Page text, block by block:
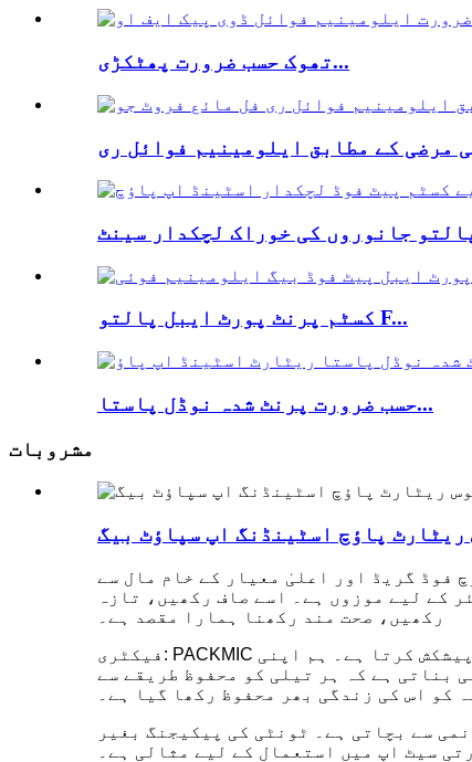
تھوک حسب ضرورت پھٹکڑی...
کسٹم پرنٹ پورٹ ایبل پالتو F...
حسب ضرورت پرنٹ شدہ نوڈل پاستا...
مشروبات
پاؤچ اسٹینڈنگ اپ سپاؤٹ بیگ
فوڈ گریڈ اور اعلیٰ معیار کے خام مال سے
کے لیے موزوں ہے۔ اسے صاف رکھیں، تازہ
رکھیں، صحت مند رکھنا ہمارا مقصد ہے۔
فیکٹری: PACKMIC ایک مینوفیکچرر اور ٹریڈر دونوں ہے، جو کوالٹی کنٹرول سروسز، مکمل حسب ضرورت اور نمونے کی تخصیص کی پیشکش کرتا ہے۔ ہم اپنی
بناتی ہے کہ ہر تیلی کو محفوظ طریقے سے
کو اس کی زندگی بھر محفوظ رکھا گیا ہے۔
سے بچاتی ہے۔ ٹونٹی کی پیکیجنگ بغیر
سیٹ اپ میں استعمال کے لیے مثالی ہے۔